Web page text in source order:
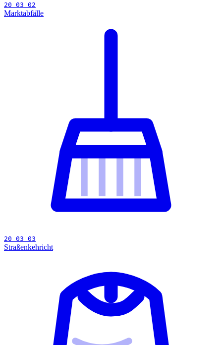
20 03 02
Marktabfälle
20 03 03
Straßenkehricht